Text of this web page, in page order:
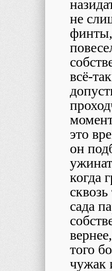
не
всё-
это
он
когда
сада
того
чужак